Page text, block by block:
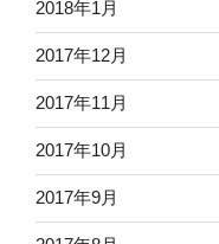
2018年1月
2017年12月
2017年11月
2017年10月
2017年9月